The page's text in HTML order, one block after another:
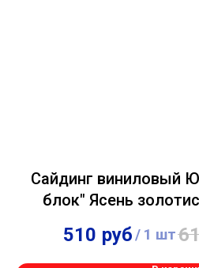
Сайдинг виниловый
блок" Ясень
510 руб/ 1 шт